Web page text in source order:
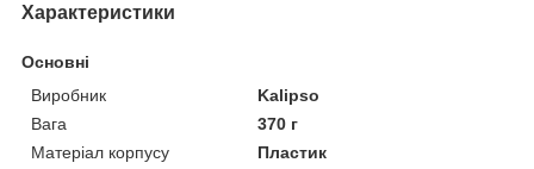
Характеристики
Основні
Виробник
Kalipso
Вага
370 г
Матеріал корпусу
Пластик